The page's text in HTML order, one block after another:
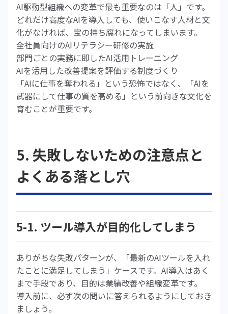
AI駆動型組織への変革で最も重要なのは「人」です。
どれだけ高度なAIを導入しても、使いこなす人材と文
化がなければ、宝の持ち腐れになってしまいます。
全社員向けのAIリテラシー研修の実施
部門ごとの実務に即したAI活用トレーニング
AIを活用した改善提案を評価する制度づくり
「AIに仕事を奪われる」という恐怖ではなく、「AIを
武器にして仕事の質を高める」という前向きな文化を
育むことが重要です。
5. 失敗しないための注意点と
よくある落とし穴
5-1. ツール導入が目的化してしまう
ありがちな失敗パターンが、「最新のAIツールを入れ
たことに満足してしまう」ケースです。AI導入はあく
まで手段であり、目的は業績改善や組織変革です。
導入前に、必ず次の問いに答えられるようにしておき
ましょう。